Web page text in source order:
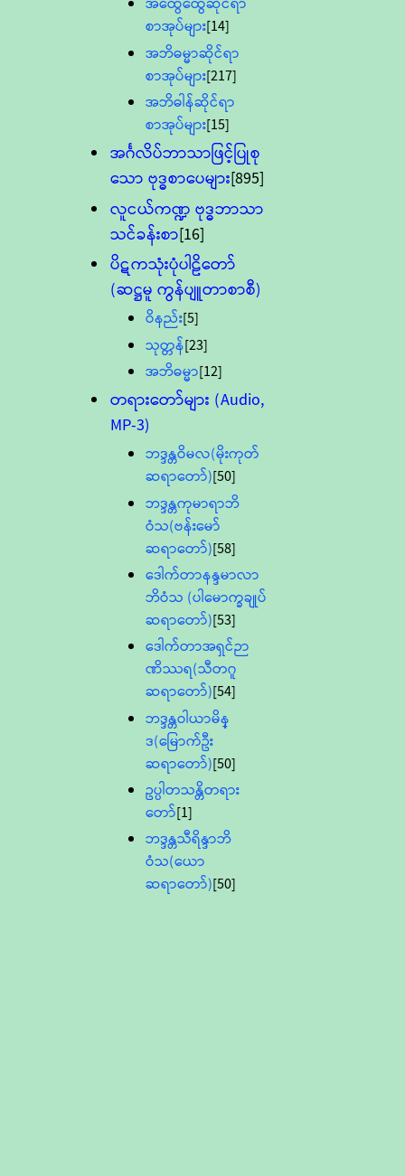
စာအုပ်များ[14]
အဘိဓမ္မာဆိုင်ရာ
စာအုပ်များ[217]
အဘိဓါန်ဆိုင်ရာ
စာအုပ်များ[15]
အင်္ဂလိပ်ဘာသာဖြင့်ပြုစု
သော ဗုဒ္ဓစာပေများ[895]
လူငယ်ကဏ္ဍ ဗုဒ္ဓဘာသာ
သင်ခန်းစာ[16]
ပိဋကသုံးပုံပါဠိတော်
(ဆဋ္ဌမူ ကွန်ပျူတာစာစီ)
ဝိနည်း[5]
သုတ္တန်[23]
အဘိဓမ္မာ[12]
တရားတော်များ (Audio,
MP-3)
ဘဒ္ဒန္တဝိမလ(မိုးကုတ်
ဆရာတော်)[50]
ဘဒ္ဒန္တကုမာရာဘိ
ဝံသ(ဗန်းမော်
ဆရာတော်)[58]
ဒေါက်တာနန္ဒမာလာ
ဘိဝံသ (ပါမောက္ခချုပ်
ဆရာတော်)[53]
ဒေါက်တာအရှင်ဉာ
ဏိဿရ(သီတဂူ
ဆရာတော်)[54]
ဘဒ္ဒန္တဝါယာမိန္
ဒ(မြောက်ဦး
ဆရာတော်)[50]
ဥပ္ပါတသန္တိတရား
တော်[1]
ဘဒ္ဒန္တသီရိန္ဒာဘိ
ဝံသ(ယော
ဆရာတော်)[50]